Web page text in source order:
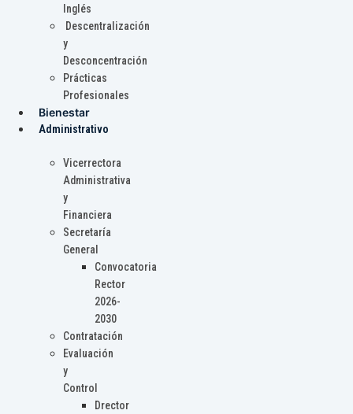
Inglés
Descentralización
y
Desconcentración
Prácticas
Profesionales
Bienestar
Administrativo
Vicerrectora
Administrativa
y
Financiera
Secretaría
General
Convocatoria
Rector
2026-
2030
Contratación
Evaluación
y
Control
Drector